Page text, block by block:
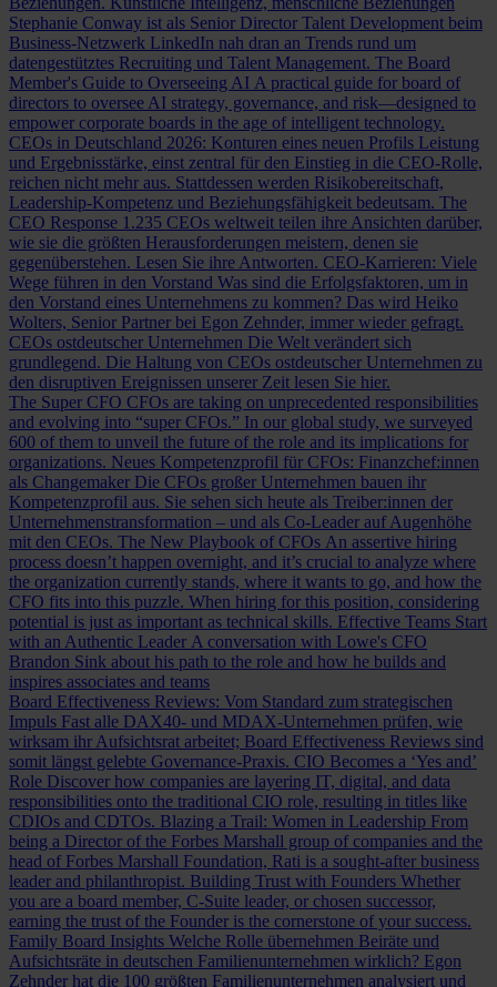
Stephanie Conway ist als Senior Director Talent Development beim
Business-Netzwerk LinkedIn nah dran an Trends rund um
datengestütztes Recruiting und Talent Management. The Board
Member's Guide to Overseeing AI A practical guide for board of
directors to oversee AI strategy, governance, and risk—designed to
empower corporate boards in the age of intelligent technology.
CEOs in Deutschland 2026: Konturen eines neuen Profils Leistung
und Ergebnisstärke, einst zentral für den Einstieg in die CEO-Rolle,
reichen nicht mehr aus. Stattdessen werden Risikobereitschaft,
Leadership-Kompetenz und Beziehungsfähigkeit bedeutsam. The
CEO Response 1.235 CEOs weltweit teilen ihre Ansichten darüber,
wie sie die größten Herausforderungen meistern, denen sie
gegenüberstehen. Lesen Sie ihre Antworten. CEO-Karrieren: Viele
Wege führen in den Vorstand Was sind die Erfolgsfaktoren, um in
den Vorstand eines Unternehmens zu kommen? Das wird Heiko
Wolters, Senior Partner bei Egon Zehnder, immer wieder gefragt.
CEOs ostdeutscher Unternehmen Die Welt verändert sich
grundlegend. Die Haltung von CEOs ostdeutscher Unternehmen zu
den disruptiven Ereignissen unserer Zeit lesen Sie hier.
The Super CFO CFOs are taking on unprecedented responsibilities
and evolving into “super CFOs.” In our global study, we surveyed
600 of them to unveil the future of the role and its implications for
organizations. Neues Kompetenzprofil für CFOs: Finanzchef:innen
als Changemaker Die CFOs großer Unternehmen bauen ihr
Kompetenzprofil aus. Sie sehen sich heute als Treiber:innen der
Unternehmenstransformation – und als Co-Leader auf Augenhöhe
mit den CEOs. The New Playbook of CFOs An assertive hiring
process doesn’t happen overnight, and it’s crucial to analyze where
the organization currently stands, where it wants to go, and how the
CFO fits into this puzzle. When hiring for this position, considering
potential is just as important as technical skills. Effective Teams Start
with an Authentic Leader A conversation with Lowe's CFO
Brandon Sink about his path to the role and how he builds and
inspires associates and teams
Board Effectiveness Reviews: Vom Standard zum strategischen
Impuls Fast alle DAX40- und MDAX-Unternehmen prüfen, wie
wirksam ihr Aufsichtsrat arbeitet; Board Effectiveness Reviews sind
somit längst gelebte Governance-Praxis. CIO Becomes a ‘Yes and’
Role Discover how companies are layering IT, digital, and data
responsibilities onto the traditional CIO role, resulting in titles like
CDIOs and CDTOs. Blazing a Trail: Women in Leadership From
being a Director of the Forbes Marshall group of companies and the
head of Forbes Marshall Foundation, Rati is a sought-after business
leader and philanthropist. Building Trust with Founders Whether
you are a board member, C-Suite leader, or chosen successor,
earning the trust of the Founder is the cornerstone of your success.
Family Board Insights Welche Rolle übernehmen Beiräte und
Aufsichtsräte in deutschen Familienunternehmen wirklich? Egon
Zehnder hat die 100 größten Familienunternehmen analysiert und